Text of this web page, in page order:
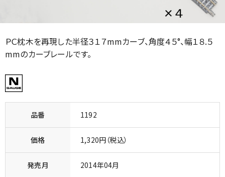
ＰＣ枕木を再現した半径３１７mmカーブ、角度４５°、幅１８.５
mmのカーブレールです。
品番 1192
価格 1,320円（税込）
発売月 2014年04月